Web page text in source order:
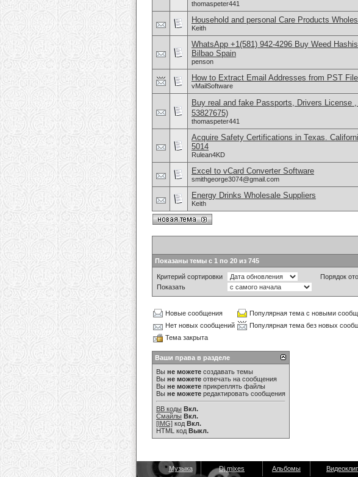
thomaspeter441
Household and personal Care Products
Keith
WhatsApp +1(581) 942-4296 Buy Weed
Bilbao Spain
penson
How to Extract Email Addresses from PST
vMailSoftware
Buy real and fake Passports, Drivers License
53827675)
thomaspeter441
Acquire Safety Certifications in Texas.
5014
Rulean4KD
Excel to vCard Converter Software
smithgeorge3074@gmail.com
Energy Drinks Wholesale Suppliers
Keith
Показаны темы с 1 по 20 из 745
Критерий сортировки
Порядок
Показать
Новые сообщения
Популярная тема с новыми
Нет новых сообщений
Популярная тема без новых
Тема закрыта
Ваши права в разделе
Вы не можете создавать темы
Вы не можете отвечать на сообщения
Вы не можете прикреплять файлы
Вы не можете редактировать сообщения
BB коды Вкл.
Смайлы Вкл.
[IMG] код Вкл.
HTML код Выкл.
Музыка Dj mixes Альбомы